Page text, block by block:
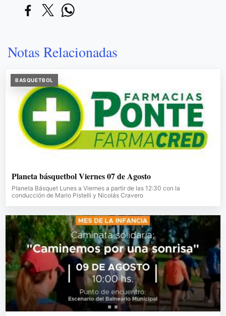
Notas Relacionadas
BASQUETBOL
Planeta básquetbol Viernes 07 de Agosto
Planeta Básquet Lunes a Viernes a partir de las 12:30 con la
conducción de Mario Pistelli y Nicolás Cravero